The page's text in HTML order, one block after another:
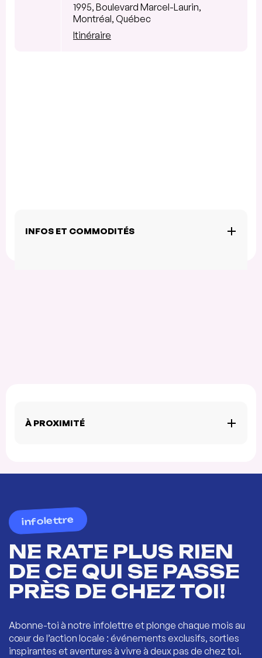
1995, Boulevard Marcel-Laurin,
Montréal, Québec
Itinéraire
INFOS ET COMMODITÉS
À PROXIMITÉ
infolettre
NE RATE PLUS RIEN
DE CE QUI SE PASSE
PRÈS DE CHEZ TOI!
Abonne-toi à notre infolettre et plonge chaque mois au
cœur de l’action locale : événements exclusifs, sorties
inspirantes et aventures à vivre à deux pas de chez toi.